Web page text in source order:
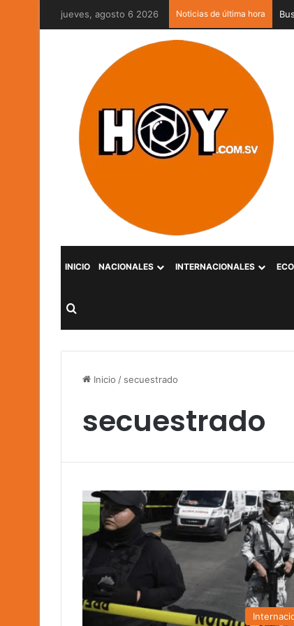
jueves, agosto 6 2026 Noticias de última hora
INICIO NACIONALES INTERNACIONALES
Buscar por
Inicio / secuestrado
secuestrado